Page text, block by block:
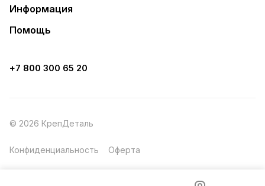
Информация
Помощь
+7 800 300 65 20
© 2026 КрепДеталь
Конфиденциальность Оферта